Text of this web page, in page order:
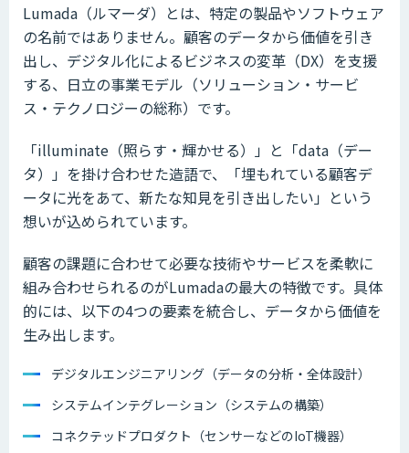
Lumada（ルマーダ）とは、特定の製品やソフトウェア
の名前ではありません。顧客のデータから価値を引き
出し、デジタル化によるビジネスの変革（DX）を支援
する、日立の事業モデル（ソリューション・サービ
ス・テクノロジーの総称）です。
「illuminate（照らす・輝かせる）」と「data（デー
タ）」を掛け合わせた造語で、「埋もれている顧客デ
ータに光をあて、新たな知見を引き出したい」という
想いが込められています。
顧客の課題に合わせて必要な技術やサービスを柔軟に
組み合わせられるのがLumadaの最大の特徴です。具体
的には、以下の4つの要素を統合し、データから価値を
生み出します。
デジタルエンジニアリング（データの分析・全体設計）
システムインテグレーション（システムの構築）
コネクテッドプロダクト（センサーなどのIoT機器）